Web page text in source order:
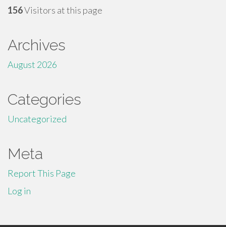
156Visitors at this page
Archives
August 2026
Categories
Uncategorized
Meta
Report This Page
Log in